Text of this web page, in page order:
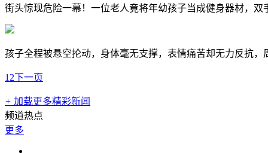
街头惊现危险一幕！一位老人竟将年幼孩子当成健身器材，
孩子全程被悬空抡动，身体毫无支撑，表情痛苦却无力反抗
1 2下一页
+ 加载更多精彩新闻
频道热点
更多